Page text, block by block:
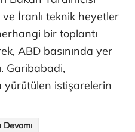
İranlı teknik heyetler
bir toplantı
ABD basınında yer
Garibabadi,
yürütülen istişarelerin